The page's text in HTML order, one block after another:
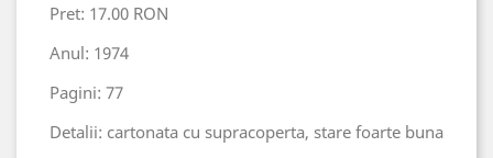
Pret: 17.00 RON
Anul: 1974
Pagini: 77
Detalii: cartonata cu supracoperta, stare foarte buna